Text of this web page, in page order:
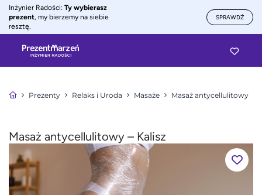
Inżynier Radości: Ty wybierasz
prezent, my bierzemy na siebie
resztę.
SPRAWDŹ
Prezenty Relaks i Uroda Masaże Masaż antycellulitowy
Masaż antycellulitowy – Kalisz